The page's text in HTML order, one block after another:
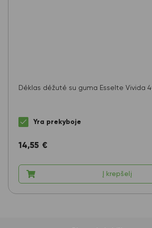
Dėklas dėžutė su guma Esselte Vivida
Yra prekyboje
14,55 €
Į krepšelį